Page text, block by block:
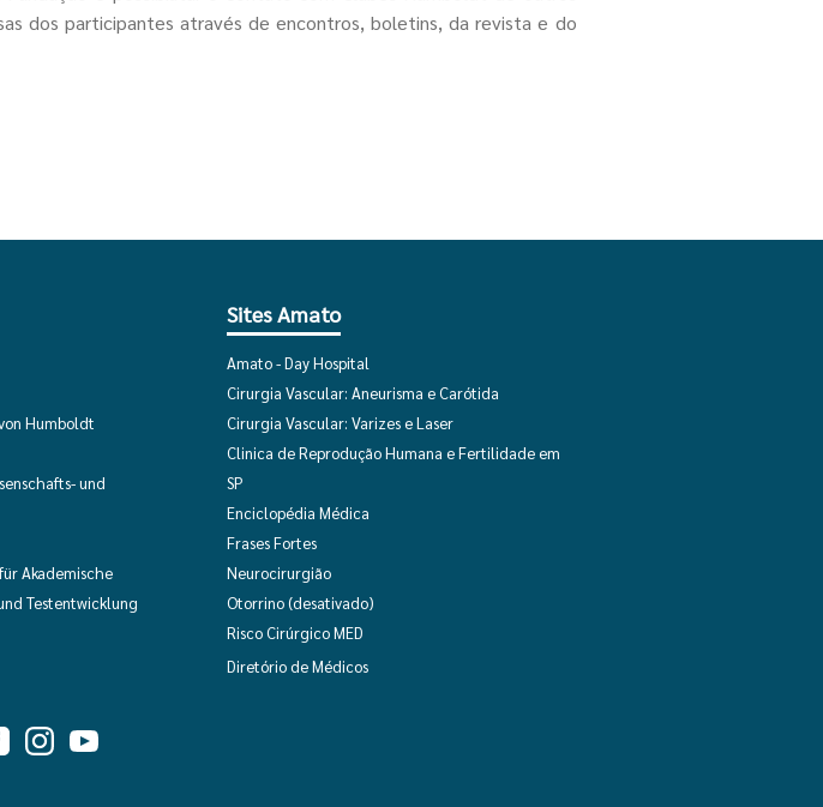
dos participantes através de encontros, boletins, da revista e do
Humboldt
und
Akademische
Testentwicklung
Sites Amato
Amato - Day Hospital
Cirurgia Vascular: Aneurisma e Carótida
Cirurgia Vascular: Varizes e Laser
Clinica de Reprodução Humana e Fertilidade em
SP
Enciclopédia Médica
Frases Fortes
Neurocirurgião
Otorrino(desativado)
Risco Cirúrgico MED
Diretório de Médicos